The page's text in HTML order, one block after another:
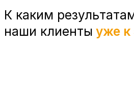
К каким
наши клиенты уже к